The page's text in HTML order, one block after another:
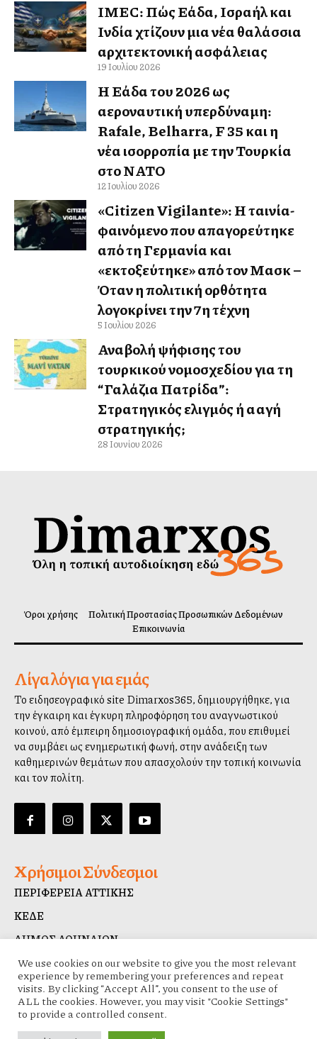
IMEC: Πώς Ελλάδα, Ισραήλ και
Ινδία χτίζουν μια νέα θαλάσσια
αρχιτεκτονική ασφάλειας
19 Ιουλίου 2026
Η Ελλάδα του 2026 ως
αεροναυτική υπερδύναμη:
Rafale, Belharra, F 35 και η
νέα ισορροπία με την Τουρκία
στο ΝΑΤΟ
12 Ιουλίου 2026
«Citizen Vigilante»: Η ταινία-
φαινόμενο που απαγορεύτηκε
από τη Γερμανία και
«εκτοξεύτηκε» από τον Μασκ –
Όταν η πολιτική ορθότητα
λογοκρίνει την 7η τέχνη
5 Ιουλίου 2026
Αναβολή ψήφισης του
τουρκικού νομοσχεδίου για τη
“Γαλάζια Πατρίδα”:
Στρατηγικός ελιγμός ή αλλαγή
στρατηγικής;
28 Ιουνίου 2026
Όροι χρήσης
Πολιτική Προστασίας Προσωπικών Δεδομένων
Επικοινωνία
Λίγα λόγια για εμάς
Το ειδησεογραφικό site Dimarxos365, δημιουργήθηκε, για
την έγκαιρη και έγκυρη πληροφόρηση του αναγνωστικού
κοινού, από έμπειρη δημοσιογραφική ομάδα, που επιθυμεί
να συμβάλλει ως ενημερωτική φωνή, στην ανάδειξη των
καθημερινών θεμάτων που απασχολούν την τοπική κοινωνία
και τον πολίτη.
Χρήσιμοι Σύνδεσμοι
ΠΕΡΙΦΕΡΕΙΑ ΑΤΤΙΚΗΣ
ΚΕΔΕ
ΔΗΜΟΣ ΑΘΗΝΑΙΩΝ
ΔΙΑΥΓΕΙΑ
We use cookies on our website to give you the most relevant
experience by remembering your preferences and repeat
visits. By clicking “Accept All”, you consent to the use of
ALL the cookies. However, you may visit "Cookie Settings"
to provide a controlled consent.